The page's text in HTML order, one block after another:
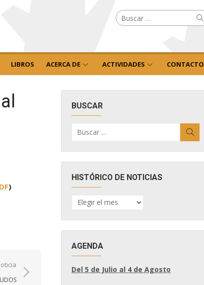
Buscar
por:
LIBROS ACERCA DE ACTIVIDADES CONTACTO
)
BUSCAR
por:
HISTÓRICO DE NOTICIAS
HISTÓRICO
DE
AGENDA
Del 5 de Julio al 4 de Agosto